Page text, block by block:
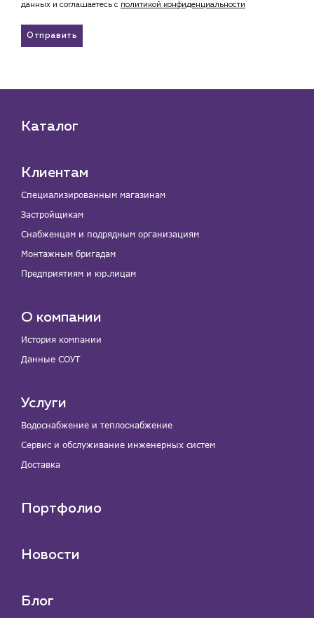
данных и соглашаетесь c политикой конфиденциальности
Отправить
Каталог
Клиентам
Специализированным магазинам
Застройщикам
Снабженцам и подрядным организациям
Монтажным бригадам
Предприятиям и юр.лицам
О компании
История компании
Данные СОУТ
Услуги
Водоснабжение и теплоснабжение
Сервис и обслуживание инженерных систем
Доставка
Портфолио
Новости
Блог